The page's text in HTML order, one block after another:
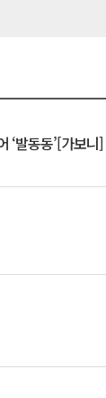
‘발동동’[가보니]